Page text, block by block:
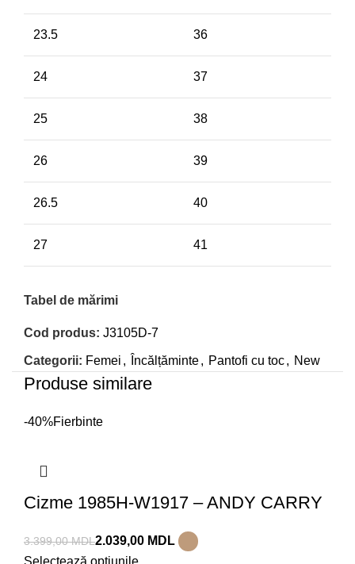
23.5 36
24 37
25 38
26 39
26.5 40
27 41
Tabel de mărimi
Cod produs: J3105D-7
Categorii: Femei , Încălțăminte, Pantofi cu toc, New
Produse similare
-40%Fierbinte
Cizme 1985H-W1917 – ANDY CARRY
3.399,00MDL2.039,00 MDL